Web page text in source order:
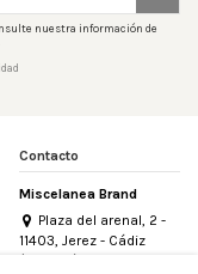
nuestra información de
Contacto
Miscelanea Brand
Plaza del arenal, 2 -
11403, Jerez - Cádiz
(España)